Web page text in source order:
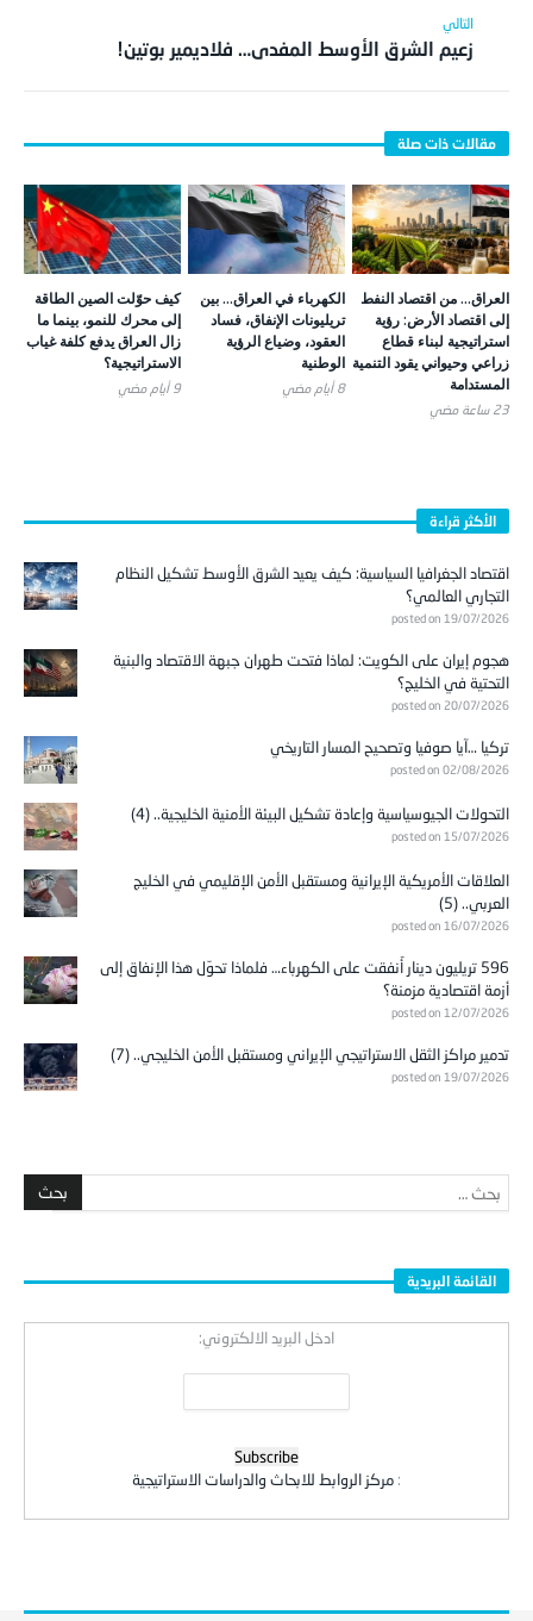
زعيم الشرق الأوسط المفدى… فلاديمير بوتين!
العراق… من اقتصاد النفط
إلى اقتصاد الأرض: رؤية
استراتيجية لبناء قطاع
زراعي وحيواني يقود التنمية
المستدامة
23 ساعة ‎مضي
الكهرباء في العراق… بين
تريليونات الإنفاق، فساد
العقود، وضياع الرؤية
الوطنية
8 أيام ‎مضي
كيف حوّلت الصين الطاقة
إلى محرك للنمو، بينما ما
زال العراق يدفع كلفة غياب
الاستراتيجية؟
9 أيام ‎مضي
الأكثر قراءة
اقتصاد الجغرافيا السياسية: كيف يعيد الشرق الأوسط تشكيل النظام
التجاري العالمي؟
posted on 19/07/2026
هجوم إيران على الكويت: لماذا فتحت طهران جبهة الاقتصاد والبنية
التحتية في الخليج؟
posted on 20/07/2026
تركيا …آيا صوفيا وتصحيح المسار التاريخي
posted on 02/08/2026
التحولات الجيوسياسية وإعادة تشكيل البيئة الأمنية الخليجية.. (4)
posted on 15/07/2026
العلاقات الأمريكية الإيرانية ومستقبل الأمن الإقليمي في الخليج
العربي.. (5)
posted on 16/07/2026
596 تريليون دينار أُنفقت على الكهرباء… فلماذا تحوّل هذا الإنفاق إلى
أزمة اقتصادية مزمنة؟
posted on 12/07/2026
تدمير مراكز الثقل الاستراتيجي الإيراني ومستقبل الأمن الخليجي.. (7)
posted on 19/07/2026
القائمة البريدية
ادخل البريد الالكتروني:
: مركز الروابط للابحاث والدراسات الاستراتيجية